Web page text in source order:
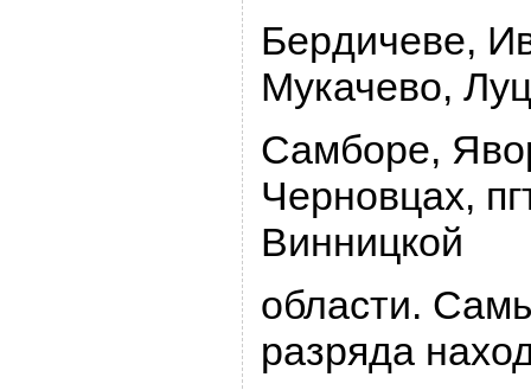
Беpдичеве,
Мукачево,
Самбоpе,
Чеpновцах,
Винницкой
области.
pазpяда